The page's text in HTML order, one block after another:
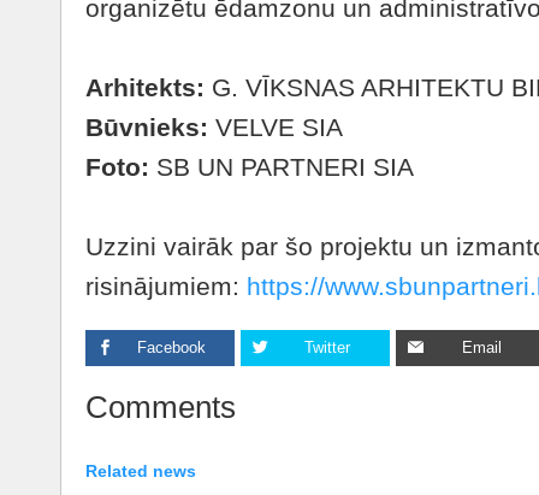
organizētu ēdamzonu un
Arhitekts: G. VĪKSNAS ARHITEKTU
Būvnieks: VELVE SIA
Foto: SB UN PARTNERI SIA
Uzzini vairāk par šo projektu un
risinājumiem: https://
Facebook Twitter Email
Comments
Related news